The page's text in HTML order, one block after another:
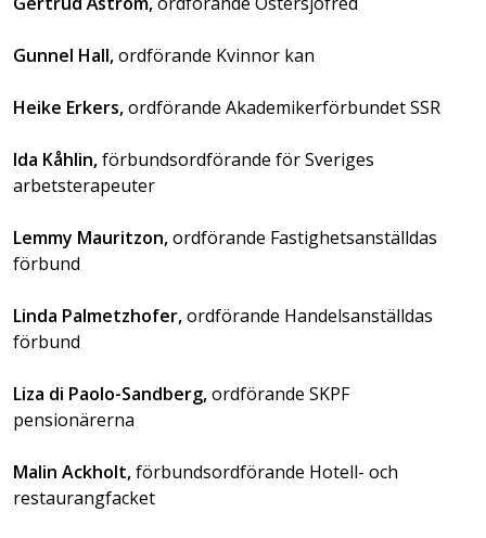
Gunnel Hall,ordförande Kvinnor kan
Heike Erkers,ordförande Akademikerförbundet SSR
Ida Kåhlin,förbundsordförande för Sveriges
arbetsterapeuter
Lemmy Mauritzon,ordförande Fastighetsanställdas
förbund
Linda Palmetzhofer,ordförande Handelsanställdas
förbund
Liza di Paolo-Sandberg,ordförande SKPF
pensionärerna
Malin Ackholt,förbundsordförande Hotell- och
restaurangfacket